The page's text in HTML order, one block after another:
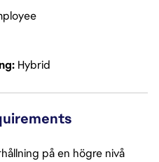
Hybrid
på en högre nivå